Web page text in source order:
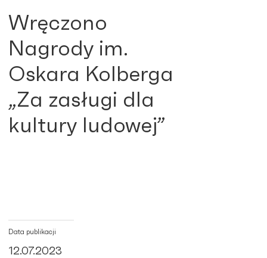
Wręczono
Nagrody im.
Oskara Kolberga
„Za zasługi dla
kultury ludowej”
Data publikacji
12.07.2023